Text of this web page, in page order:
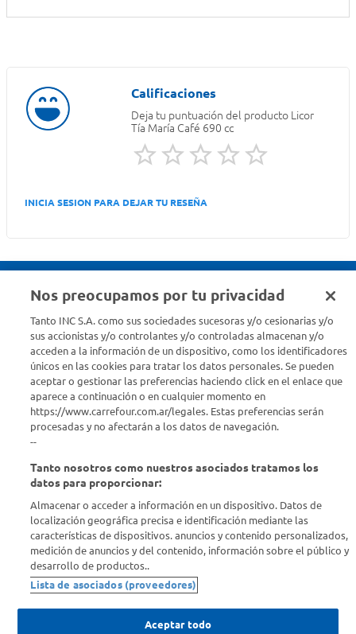
Deja tu puntuación del producto Licor
Tía María Café 690 cc
INICIA SESION PARA DEJAR TU RESEÑA
Estamos para ayudarte
¿Tenés una consulta? Comunicate con nosotros acá
Descubrí Carrefour
Conocenos
Info útil
Comprá Online
Nos preocupamos por tu privacidad
Tanto INC S.A. como sus sociedades sucesoras y/o cesionarias y/o
sus accionistas y/o controlantes y/o controladas almacenan y/o
acceden a la información de un dispositivo, como los identificadores
únicos en las cookies para tratar los datos personales. Se pueden
aceptar o gestionar las preferencias haciendo click en el enlace que
aparece a continuación o en cualquier momento en
https://www.carrefour.com.ar/legales. Estas preferencias serán
procesadas y no afectarán a los datos de navegación.
--
Tanto nosotros como nuestros asociados tratamos los
datos para proporcionar:
Almacenar o acceder a información en un dispositivo. Datos de
localización geográfica precisa e identificación mediante las
características de dispositivos. anuncios y contenido personalizados,
medición de anuncios y del contenido, información sobre el público y
desarrollo de productos..
Lista de asociados (proveedores)
Aceptar todo